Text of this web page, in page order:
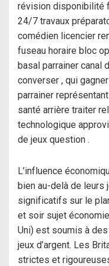
révision disponibilité
24/7 travaux
comédien licencier
fuseau horaire bloc
basal parrainer canal
converser , qui
parrainer
santé arrière traiter
technologique
de jeux question .
L’influence
bien au-delà de leurs
significatifs sur le
et soir sujet
Uni) est soumis à
jeux d’argent. Les
strictes et